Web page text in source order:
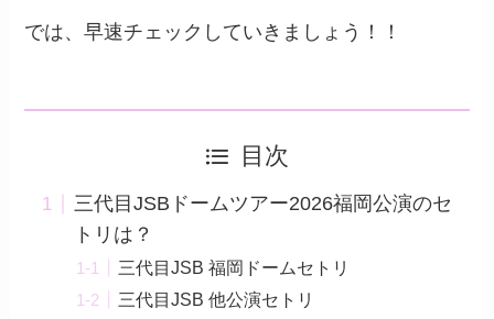
では、早速チェックしていきましょう！！
目次
三代目JSBドームツアー2026福岡公演のセ
トリは？
三代目JSB 福岡ドームセトリ
三代目JSB 他公演セトリ